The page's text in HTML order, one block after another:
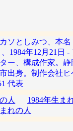
ソとしみつ、本名
1984年12月21日 -
ー、構成作家。静
出身。制作会社
代表
人
1984年生ま
れの人